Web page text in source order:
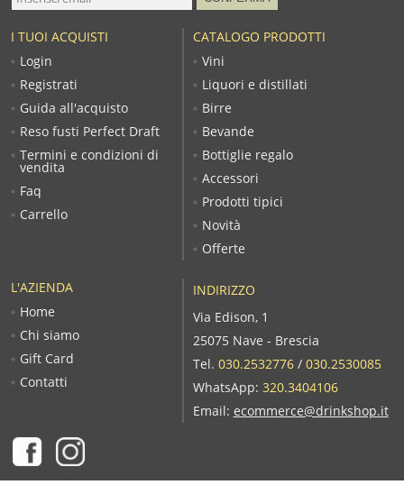
L'AZIENDA
Home
Chi siamo
Gift Card
Contatti
CATALOGO PRODOTTI
Vini
Liquori e distillati
Birre
Bevande
Bottiglie regalo
Accessori
Prodotti tipici
Novità
Offerte
I TUOI ACQUISTI
Login
Registrati
Guida all'acquisto
Reso fusti Perfect Draft
Termini e condizioni di
vendita
Faq
Carrello
INDIRIZZO
Via Edison, 1
25075 Nave - Brescia
Tel. 030.2532776/ 030.2530085
WhatsApp: 320.3404106
Email: ecommerce@drinkshop.it